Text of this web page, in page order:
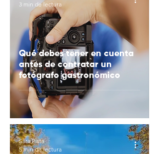
Qué debes tener en cuenta
antes de contratar un
fotógrafo gastronómico
3 min de lectura
Sara Pista
5 min de lectura